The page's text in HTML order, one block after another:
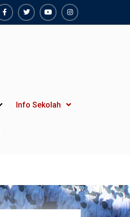
FacebookTwiterYoutubeInstagram
Info Sekolah